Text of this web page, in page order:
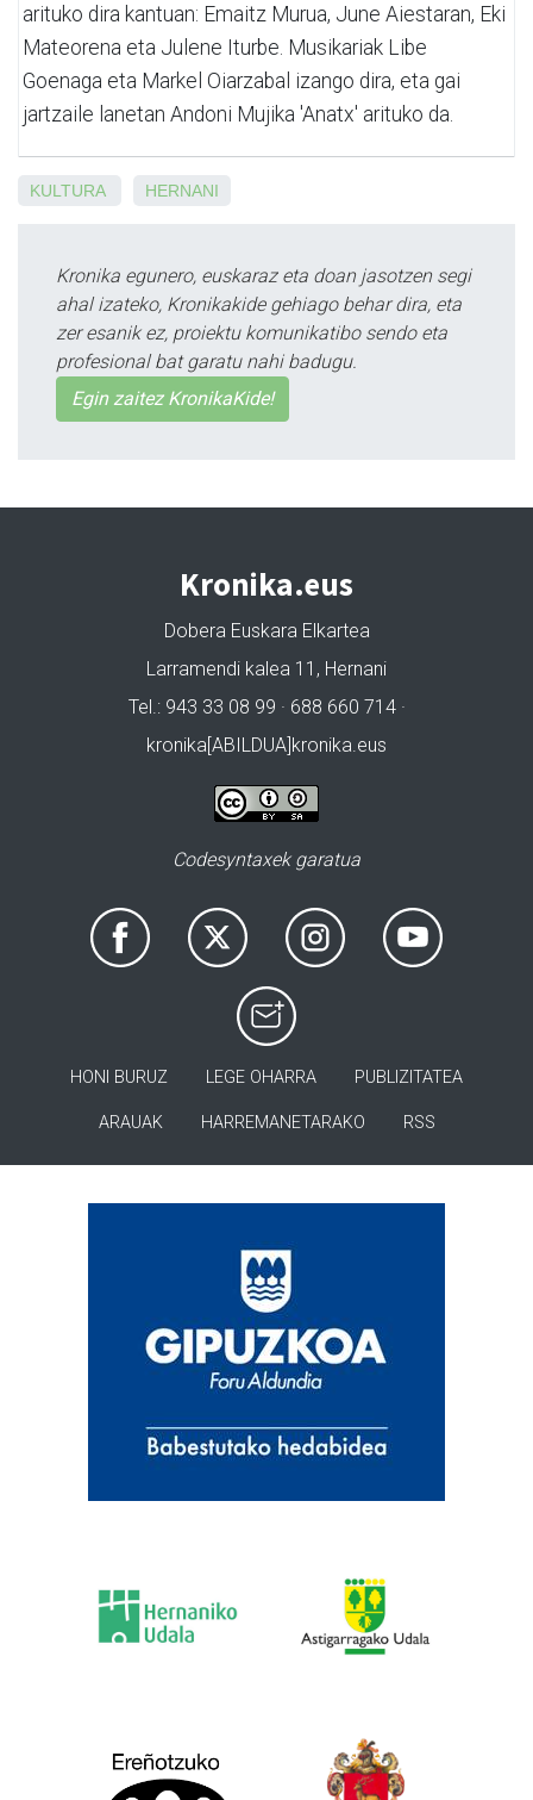
arituko dira kantuan: Emaitz Murua, June Aiestaran, Eki
Mateorena eta Julene Iturbe. Musikariak Libe
Goenaga eta Markel Oiarzabal izango dira, eta gai
jartzaile lanetan Andoni Mujika 'Anatx' arituko da.
KULTURA HERNANI
Kronika egunero, euskaraz eta doan jasotzen segi
ahal izateko, Kronikakide gehiago behar dira, eta
zer esanik ez, proiektu komunikatibo sendo eta
profesional bat garatu nahi badugu.
Egin zaitez KronikaKide!
Kronika.eus
Dobera Euskara Elkartea
Larramendi kalea 11, Hernani
Tel.: 943 33 08 99 · 688 660 714 ·
kronika[ABILDUA]kronika.eus
Codesyntaxek garatua
HONI BURUZ LEGE OHARRA PUBLIZITATEA
ARAUAK HARREMANETARAKO RSS